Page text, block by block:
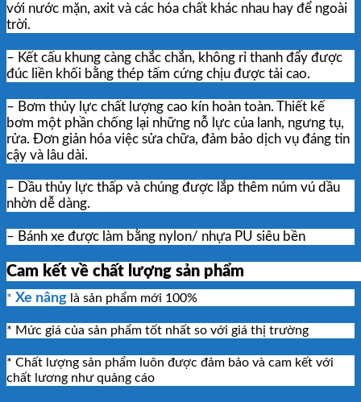
với nước mặn, axit và các hóa chất khác nhau hay để ngoài
trời.
– Kết cấu khung càng chắc chắn, không rỉ thanh đẩy được
đúc liền khối bằng thép tấm cứng chịu được tải cao.
– Bơm thủy lực chất lượng cao kín hoàn toàn. Thiết kế
bơm một phần chống lại những nỗ lực của lanh, ngưng tụ,
rửa. Đơn giản hóa việc sửa chữa, đảm bảo dịch vụ đáng tin
cậy và lâu dài.
– Dầu thủy lực thấp và chúng được lắp thêm núm vú dầu
nhờn dễ dàng.
– Bánh xe được làm bằng nylon/ nhựa PU siêu bền
Cam kết về chất lượng sản phẩm
* Xe nâng là sản phẩm mới 100%
* Mức giá của sản phẩm tốt nhất so với giá thị trường
* Chất lượng sản phẩm luôn được đảm bảo và cam kết với
chất lương như quảng cáo